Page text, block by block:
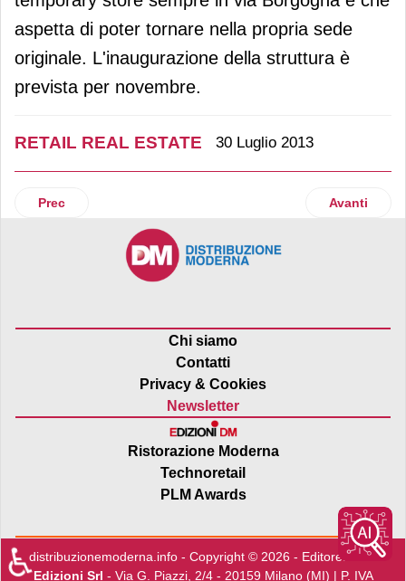
aspetta di poter tornare nella propria sede
originale. L'inaugurazione della struttura è
prevista per novembre.
RETAIL REAL ESTATE 30 Luglio 2013
Articolo precedente: Sonae Sierra tra i finalisti
Prec Articolo
Avanti
Chi siamo
Contatti
Privacy & Cookies
Newsletter
Ristorazione Moderna
Technoretail
PLM Awards
distribuzionemoderna.info - Copyright © 2026 - Editore:Edra
Edizioni Srl - Via G. Piazzi, 2/4 - 20159 Milano (MI) | P. IVA